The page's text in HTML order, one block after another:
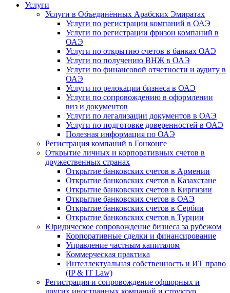
Услуги
Услуги в Объединённых Арабских Эмиратах
Услуги по регистрации компаний в ОАЭ
Услуги по регистрации фризон компаний в
ОАЭ
Услуги по открытию счетов в банках ОАЭ
Услуги по получению ВНЖ в ОАЭ
Услуги по финансовой отчетности и аудиту в
ОАЭ
Услуги по релокации бизнеса в ОАЭ
Услуги по сопровождению в оформлении
виз и документов
Услуги по легализации документов в ОАЭ
Услуги по подготовке доверенностей в ОАЭ
Полезная информация по ОАЭ
Регистрация компаний в Гонконге
Открытие личных и корпоративных счетов в
дружественных странах
Открытие банковских счетов в Армении
Открытие банковских счетов в Казахстане
Открытие банковских счетов в Киргизии
Открытие банковских счетов в ОАЭ
Открытие банковских счетов в Сербии
Открытие банковских счетов в Турции
Юридическое сопровождение бизнеса за рубежом
Корпоративные сделки и финансирование
Управление частным капиталом
Коммерческая практика
Интеллектуальная собственность и ИТ право
(IP & IT Law)
Регистрация и сопровождение офшорных и
других иностранных компаний и структур